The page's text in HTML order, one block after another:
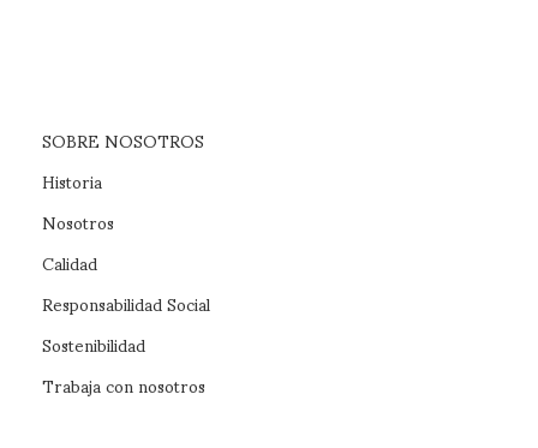
SOBRE NOSOTROS
Historia
Nosotros
Calidad
Responsabilidad Social
Sostenibilidad
Trabaja con nosotros